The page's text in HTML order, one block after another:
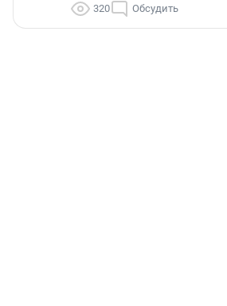
320 Обсудить